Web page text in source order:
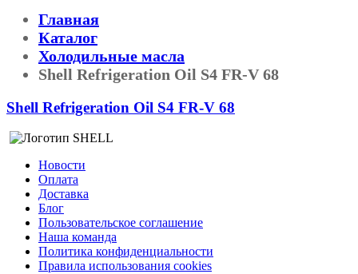
Главная
Каталог
Холодильные масла
Shell Refrigeration Oil S4 FR-V 68
Shell Refrigeration Oil S4 FR-V 68
Новости
Оплата
Доставка
Блог
Пользовательское соглашение
Наша команда
Политика конфиденциальности
Правила использования cookies